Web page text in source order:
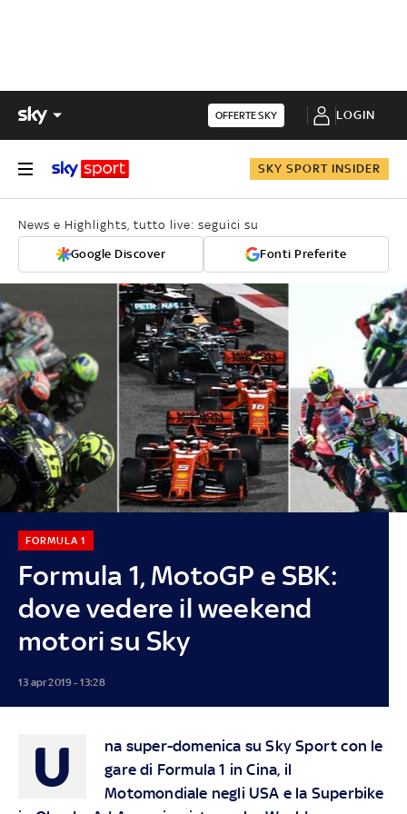
OFFERTE SKY LOGIN
SKY SPORT INSIDER
News e Highlights, tutto live: seguici su
Google Discover Fonti Preferite
Formula 1, MotoGP e SBK:
dove vedere il weekend
motori su Sky
FORMULA 1
13 apr 2019 - 13:28
U
na super-domenica su Sky Sport con le
gare di Formula 1 in Cina, il
Motomondiale negli USA e la Superbike